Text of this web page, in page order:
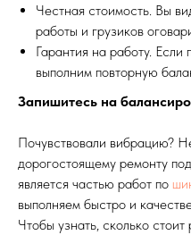
Честная стоимость. Вы
работы и грузиков
Гарантия на работу.
выполним повторную
Запишитесь на
Почувствовали вибрацию?
дорогостоящему ремонту
является частью работ по
выполняем быстро и
Чтобы узнать, сколько